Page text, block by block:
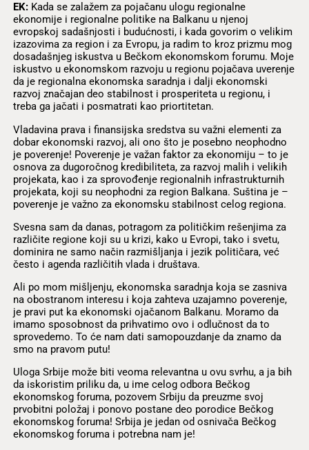
EK: Kada se zalažem za pojačanu ulogu regionalne
ekonomije i regionalne politike na Balkanu u njenoj
evropskoj sadašnjosti i budućnosti, i kada govorim o velikim
izazovima za region i za Evropu, ja radim to kroz prizmu mog
dosadašnjeg iskustva u Bečkom ekonomskom forumu. Moje
iskustvo u ekonomskom razvoju u regionu pojačava uverenje
da je regionalna ekonomska saradnja i dalji ekonomski
razvoj značajan deo stabilnost i prosperiteta u regionu, i
treba ga jačati i posmatrati kao priortitetan.
Vladavina prava i finansijska sredstva su važni elementi za
dobar ekonomski razvoj, ali ono što je posebno neophodno
je poverenje! Poverenje je važan faktor za ekonomiju – to je
osnova za dugoročnog kredibiliteta, za razvoj malih i velikih
projekata, kao i za sprovođenje regionalnih infrastrukturnih
projekata, koji su neophodni za region Balkana. Suština je –
poverenje je važno za ekonomsku stabilnost celog regiona.
Svesna sam da danas, potragom za političkim rešenjima za
različite regione koji su u krizi, kako u Evropi, tako i svetu,
dominira ne samo način razmišljanja i jezik političara, već
često i agenda različitih vlada i društava.
Ali po mom mišljenju, ekonomska saradnja koja se zasniva
na obostranom interesu i koja zahteva uzajamno poverenje,
je pravi put ka ekonomski ojačanom Balkanu. Moramo da
imamo sposobnost da prihvatimo ovo i odlučnost da to
sprovedemo. To će nam dati samopouzdanje da znamo da
smo na pravom putu!
Uloga Srbije može biti veoma relevantna u ovu svrhu, a ja bih
da iskoristim priliku da, u ime celog odbora Bečkog
ekonomskog foruma, pozovem Srbiju da preuzme svoj
prvobitni položaj i ponovo postane deo porodice Bečkog
ekonomskog foruma! Srbija je jedan od osnivača Bečkog
ekonomskog foruma i potrebna nam je!